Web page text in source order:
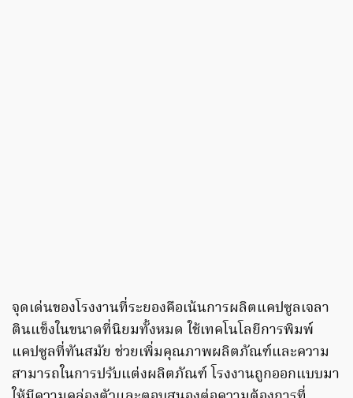
จุดเด่นของโรงงานที่ระยองคือเน้นการผลิตแคปซูลเจลา
ตินแข็งในขนาดที่นิยมทั้งหมด ใช้เทคโนโลยีการพิมพ์
แคปซูลที่ทันสมัย ช่วยเพิ่มคุณภาพผลิตภัณฑ์และความ
สามารถในการปรับแต่งผลิตภัณฑ์ โรงงานถูกออกแบบมา